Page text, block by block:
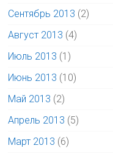
Сентябрь 2013 (2)
Август 2013 (4)
Июль 2013 (1)
Июнь 2013 (10)
Май 2013 (2)
Апрель 2013 (5)
Март 2013 (6)